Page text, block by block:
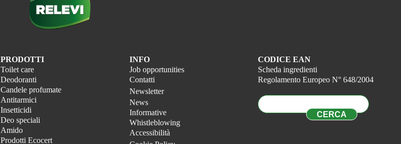
PRODOTTI
Toilet care
Deodoranti
Candele profumate
Antitarmici
Insetticidi
Deo speciali
Amido
Prodotti Ecocert
INFO
Job opportunities
Contatti
Newsletter
News
Informative
Whistleblowing
Accessibilità
CODICE EAN
Scheda ingredienti
Regolamento Europeo N° 648/2004